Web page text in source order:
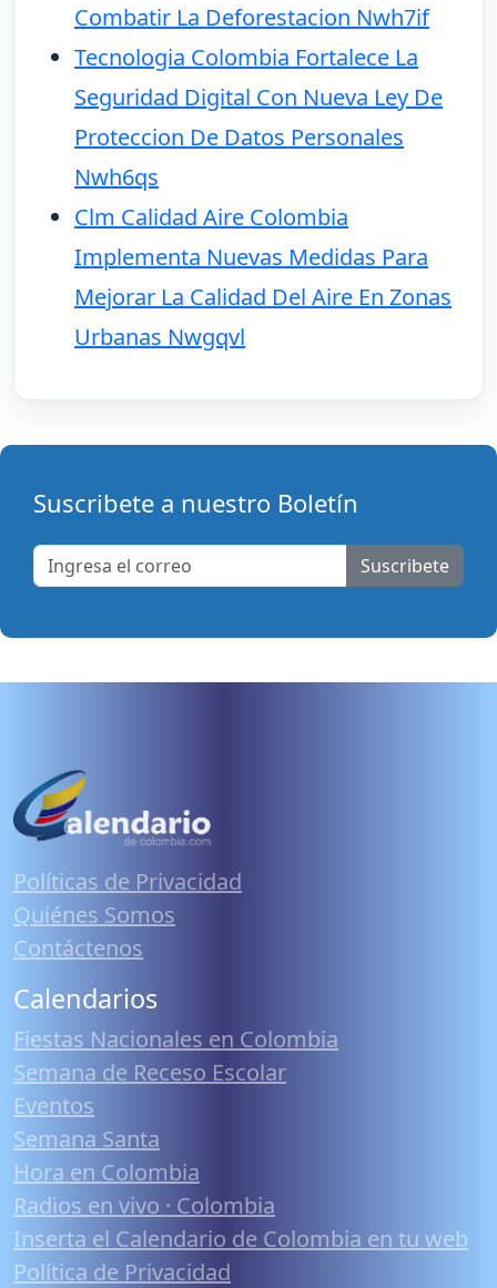
Combatir La Deforestacion Nwh7if
Tecnologia Colombia Fortalece La
Seguridad Digital Con Nueva Ley De
Proteccion De Datos Personales
Nwh6qs
Clm Calidad Aire Colombia
Implementa Nuevas Medidas Para
Mejorar La Calidad Del Aire En Zonas
Urbanas Nwgqvl
Suscribete a nuestro Boletín
Suscribete
Políticas de Privacidad
Quiénes Somos
Contáctenos
Calendarios
Fiestas Nacionales en Colombia
Semana de Receso Escolar
Eventos
Semana Santa
Hora en Colombia
Radios en vivo · Colombia
Inserta el Calendario de Colombia en tu web
Política de Privacidad